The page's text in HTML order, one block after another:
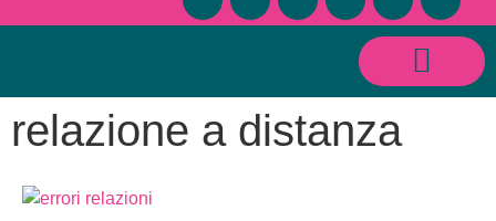
relazione a distanza